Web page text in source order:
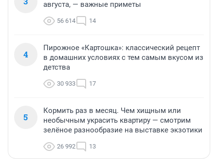
августа, — важные приметы
56 614 14
4
Пирожное «Картошка»: классический рецепт
в домашних условиях с тем самым вкусом из
детства
30 933 17
5
Кормить раз в месяц. Чем хищным или
необычным украсить квартиру — смотрим
зелёное разнообразие на выставке экзотики
26 992 13